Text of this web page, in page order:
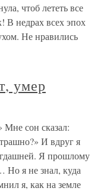
чтоб лететь все
недрах всех эпох
Не нравились
умер
сон сказал:
И вдруг я
Я прошлому
Но я не знал, куда
я, как на земле